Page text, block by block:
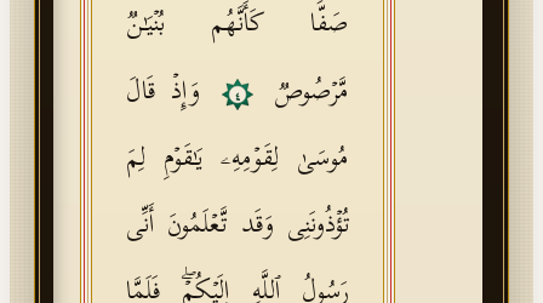
صَفࣰّا كَأَنَّهُم بُنۡیَـٰنࣱ
مَّرۡصُوصࣱ
٤
وَإِذۡ قَالَ
مُوسَىٰ لِقَوۡمِهِۦ یَـٰقَوۡمِ لِمَ
تُؤۡذُونَنِی وَقَد تَّعۡلَمُونَ أَنِّی